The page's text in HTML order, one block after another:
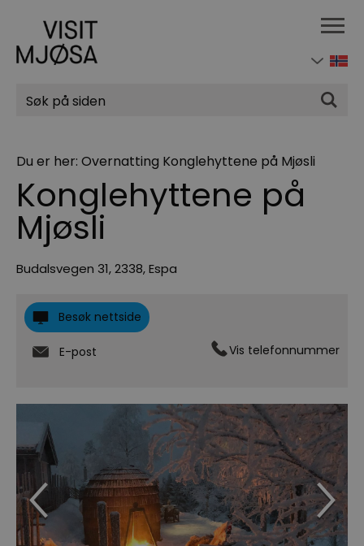
Søk
Du er her: Overnatting Konglehyttene på Mjøsli
Konglehyttene på
Mjøsli
Budalsvegen 31,2338,Espa
Besøk nettside
E-post Vis telefonnummer